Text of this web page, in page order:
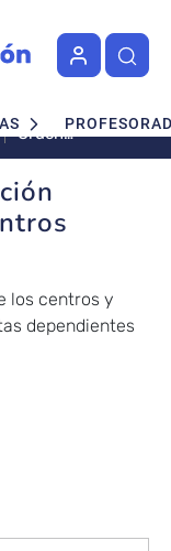
Orden
16/2026
publicación
plantillas
orgánicas
adultas
los centros y
dependientes